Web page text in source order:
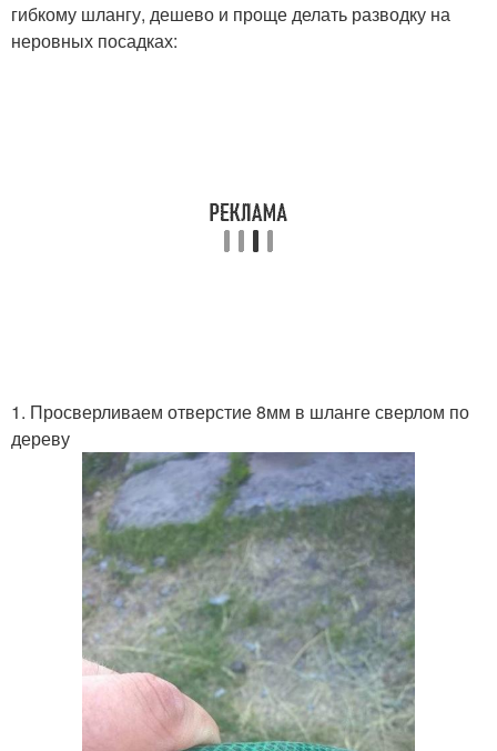
гибкому шлангу, дешево и проще делать разводку на
неровных посадках:
1. Просверливаем отверстие 8мм в шланге сверлом по
дереву